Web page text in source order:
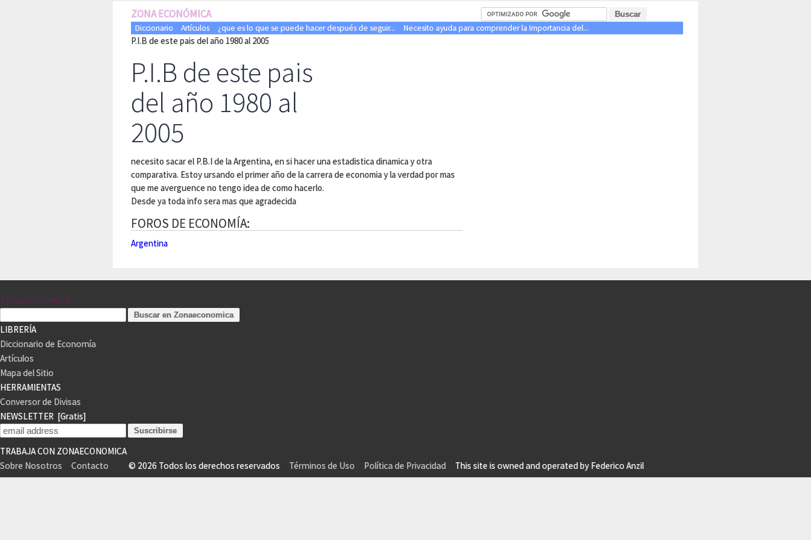
ZONA ECONÓMICA
Diccionario Artículos ¿que es lo que se puede hacer después de seguir... Necesito ayuda para comprender la Importancia del...
P.I.B de este pais del año 1980 al 2005
P.I.B de este pais
del año 1980 al
2005
necesito sacar el P.B.I de la Argentina, en si hacer una estadistica dinamica y otra
comparativa. Estoy ursando el primer año de la carrera de economia y la verdad por mas
que me averguence no tengo idea de como hacerlo.
Desde ya toda info sera mas que agradecida
FOROS DE ECONOMÍA:
Argentina
ZONAECONOMICA
LIBRERÍA
Diccionario de Economía
Artículos
Mapa del Sitio
HERRAMIENTAS
Conversor de Divisas
NEWSLETTER [Gratis]
TRABAJA CON ZONAECONOMICA
Sobre Nosotros
Contacto © 2026 Todos los derechos reservados Términos de Uso Política de Privacidad This site is owned and operated by Federico Anzil